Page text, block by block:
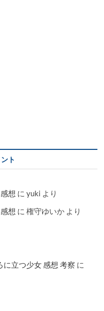
ト
想 にyuki より
想 に権守ゆいか より
立つ少女 感想 考察 に